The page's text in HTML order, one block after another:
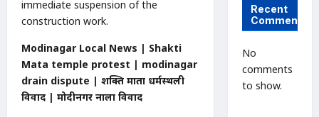
immediate suspension of the
construction work.
Modinagar Local News | Shakti
Mata temple protest | modinagar
drain dispute | शक्ति माता धर्मस्थली
विवाद | मोदीनगर नाला विवाद
Recent
Comments
No
comments
to show.